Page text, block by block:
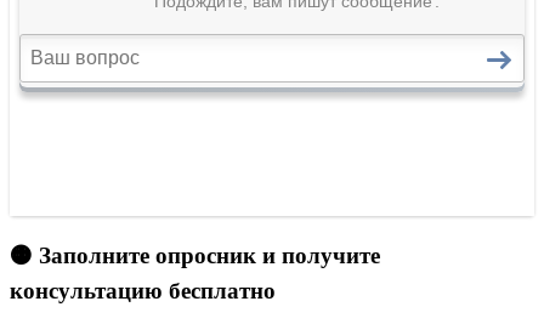
🟠 Заполните опросник и получите
консультацию бесплатно